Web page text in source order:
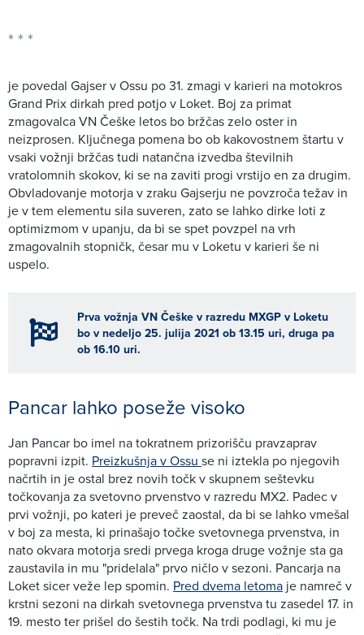
je povedal Gajser v Ossu po 31. zmagi v karieri na motokros
Grand Prix dirkah pred potjo v Loket. Boj za primat
zmagovalca VN Češke letos bo bržčas zelo oster in
neizprosen. Ključnega pomena bo ob kakovostnem štartu v
vsaki vožnji bržčas tudi natančna izvedba številnih
vratolomnih skokov, ki se na zaviti progi vrstijo en za drugim.
Obvladovanje motorja v zraku Gajserju ne povzroča težav in
je v tem elementu sila suveren, zato se lahko dirke loti z
optimizmom v upanju, da bi se spet povzpel na vrh
zmagovalnih stopničk, česar mu v Loketu v karieri še ni
uspelo.
Prva vožnja VN Češke v razredu MXGP v Loketu
bo v nedeljo 25. julija 2021 ob 13.15 uri, druga pa
ob 16.10 uri.
Pancar lahko poseže visoko
Jan Pancar bo imel na tokratnem prizorišču pravzaprav
popravni izpit. Preizkušnja v Ossu se ni iztekla po njegovih
načrtih in je ostal brez novih točk v skupnem seštevku
točkovanja za svetovno prvenstvo v razredu MX2. Padec v
prvi vožnji, po kateri je preveč zaostal, da bi se lahko vmešal
v boj za mesta, ki prinašajo točke svetovnega prvenstva, in
nato okvara motorja sredi prvega kroga druge vožnje sta ga
zaustavila in mu "pridelala" prvo ničlo v sezoni. Pancarja na
Loket sicer veže lep spomin. Pred dvema letoma je namreč v
krstni sezoni na dirkah svetovnega prvenstva tu zasedel 17. in
19. mesto ter prišel do šestih točk. Na trdi podlagi, ki mu je